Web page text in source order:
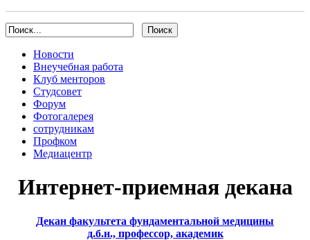
Новости
Внеучебная работа
Клуб менторов
Студсовет
Форум
Фотогалерея
сотрудникам
Профком
Медиацентр
Интернет-приемная декана
Декан факультета фундаментальной медицины
д.б.н., профессор, академик